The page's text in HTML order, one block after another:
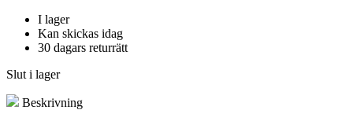
I lager
Kan skickas idag
30 dagars returrätt
Slut i lager
Beskrivning